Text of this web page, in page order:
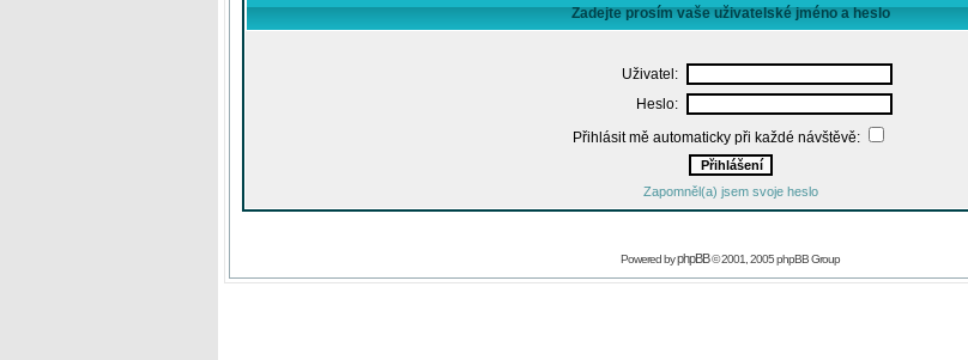
Zadejte prosím vaše uživatelské jméno a heslo
Uživatel:
Heslo:
Přihlásit mě automaticky při každé návštěvě:
Zapomněl(a) jsem svoje heslo
Powered byphpBB© 2001, 2005 phpBB Group